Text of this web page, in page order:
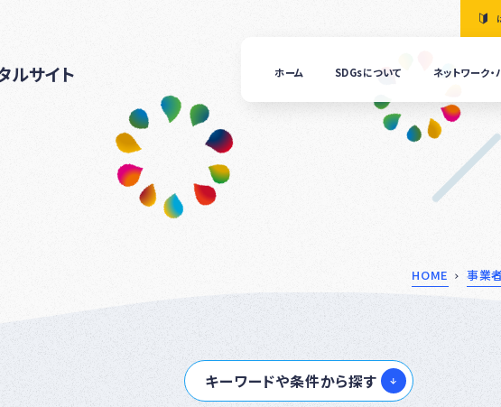
ルサイト ホーム SDGsについて ネットワーク
の国
ぎふ」
につ
いて
HOME 事業
キーワードや条件から探す